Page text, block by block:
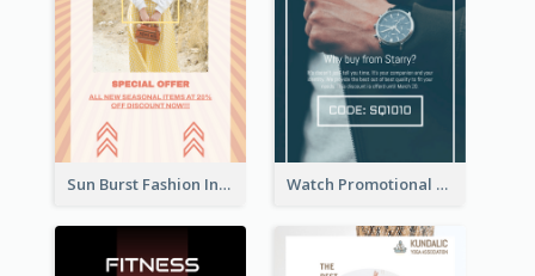
Sun Burst Fashion Instagram Story Watch Promotional Display Instagram Story Design